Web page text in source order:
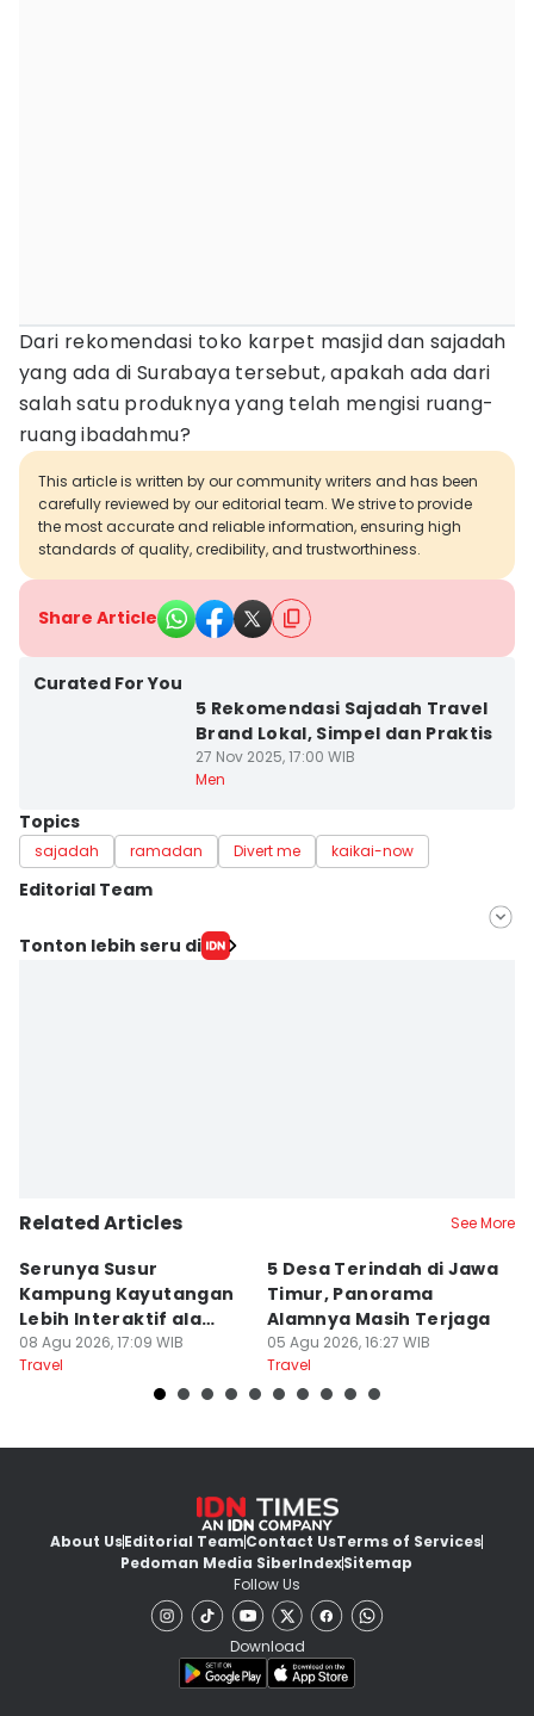
Dari rekomendasi toko karpet masjid dan sajadah
yang ada di Surabaya tersebut, apakah ada dari
salah satu produknya yang telah mengisi ruang-
ruang ibadahmu?
This article is written by our community writers and has been
carefully reviewed by our editorial team. We strive to provide
the most accurate and reliable information, ensuring high
standards of quality, credibility, and trustworthiness.
Share Article
Curated For You
5 Rekomendasi Sajadah Travel
Brand Lokal, Simpel dan Praktis
27 Nov 2025, 17:00 WIB
Men
Topics
sajadah ramadan Divert me kaikai-now
Editorial Team
Editor
Tonton lebih seru di
Related Articles See More
Serunya Susur
Kampung Kayutangan
Lebih Interaktif ala
Kelana Race
08 Agu 2026, 17:09 WIB
Travel
5 Desa Terindah di Jawa
Timur, Panorama
Alamnya Masih Terjaga
05 Agu 2026, 16:27 WIB
Travel
About UsEditorial TeamContact UsTerms of Services
Pedoman Media SiberIndexSitemap
Follow Us
Download